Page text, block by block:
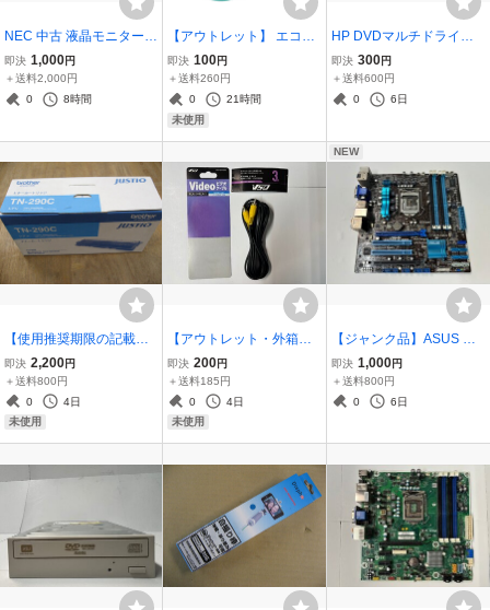
NEC 中古 液晶モニター 1
9型ワイド スーパーシャ
インビューEX F19W1A
(S)
即決 1,000円
＋送料2,000円
0
8時間
【アウトレット】 エコリ
カ ブラザー LC09M対応
リサイクル インク カート
リッジ マゼンタ ECI-BR0
9M
即決 100円
＋送料260円
0
21時間
未使用
HP DVDマルチドライブ
5.25インチ内臓 DVD1260
i-H03
即決 300円
＋送料600円
0
6日
【使用推奨期限の記載
無】 ブラザー brother ト
ナーカートリッジ TN-290
C シアン レーザープリン
ター HL-3040CN/MFC-91
即決 2,200円
＋送料800円
0
4日
未使用
【アウトレット・外箱な
し】VSO ビデオケーブル
3m RCA×1-RCA×1 RCA-
09-0300
即決 200円
＋送料185円
0
4日
未使用
NEW
【ジャンク品】ASUS Mic
ro-ATX Z68 P8Z68-M PR
O
即決 1,000円
＋送料800円
0
6日